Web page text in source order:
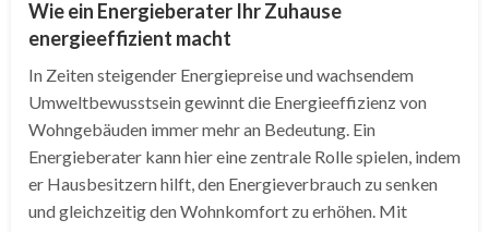
Wie ein Energieberater Ihr Zuhause
energieeffizient macht
In Zeiten steigender Energiepreise und wachsendem
Umweltbewusstsein gewinnt die Energieeffizienz von
Wohngebäuden immer mehr an Bedeutung. Ein
Energieberater kann hier eine zentrale Rolle spielen, indem
er Hausbesitzern hilft, den Energieverbrauch zu senken
und gleichzeitig den Wohnkomfort zu erhöhen. Mit